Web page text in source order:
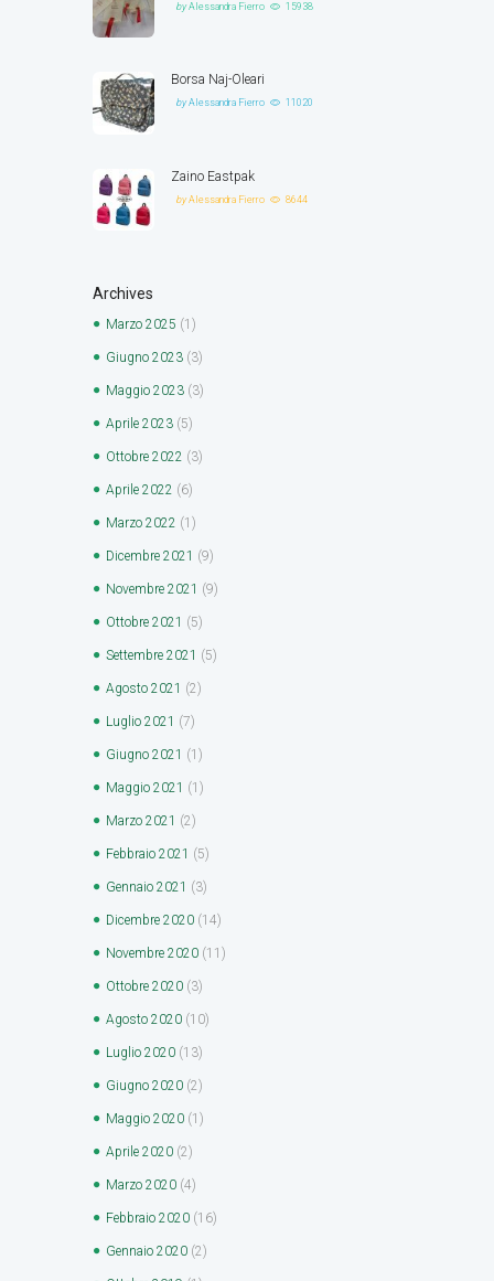
byAlessandra Fierro 15938
Borsa Naj-Oleari
byAlessandra Fierro 11020
Zaino Eastpak
byAlessandra Fierro 8644
Archives
Marzo 2025 (1)
Giugno 2023 (3)
Maggio 2023 (3)
Aprile 2023 (5)
Ottobre 2022 (3)
Aprile 2022 (6)
Marzo 2022 (1)
Dicembre 2021 (9)
Novembre 2021 (9)
Ottobre 2021 (5)
Settembre 2021 (5)
Agosto 2021 (2)
Luglio 2021 (7)
Giugno 2021 (1)
Maggio 2021 (1)
Marzo 2021 (2)
Febbraio 2021 (5)
Gennaio 2021 (3)
Dicembre 2020 (14)
Novembre 2020 (11)
Ottobre 2020 (3)
Agosto 2020 (10)
Luglio 2020 (13)
Giugno 2020 (2)
Maggio 2020 (1)
Aprile 2020 (2)
Marzo 2020 (4)
Febbraio 2020 (16)
Gennaio 2020 (2)